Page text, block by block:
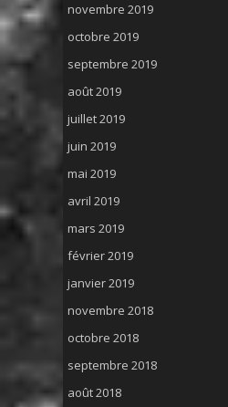
novembre 2019
octobre 2019
septembre 2019
août 2019
juillet 2019
juin 2019
mai 2019
avril 2019
mars 2019
février 2019
janvier 2019
novembre 2018
octobre 2018
septembre 2018
août 2018